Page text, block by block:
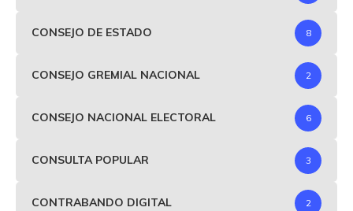
CONSEJO DE ESTADO 8
CONSEJO GREMIAL NACIONAL 2
CONSEJO NACIONAL ELECTORAL 6
CONSULTA POPULAR 3
CONTRABANDO DIGITAL 2